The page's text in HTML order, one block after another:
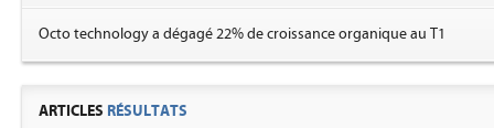
Octo technology a dégagé 22% de croissance organique au T1
ARTICLES RÉSULTATS